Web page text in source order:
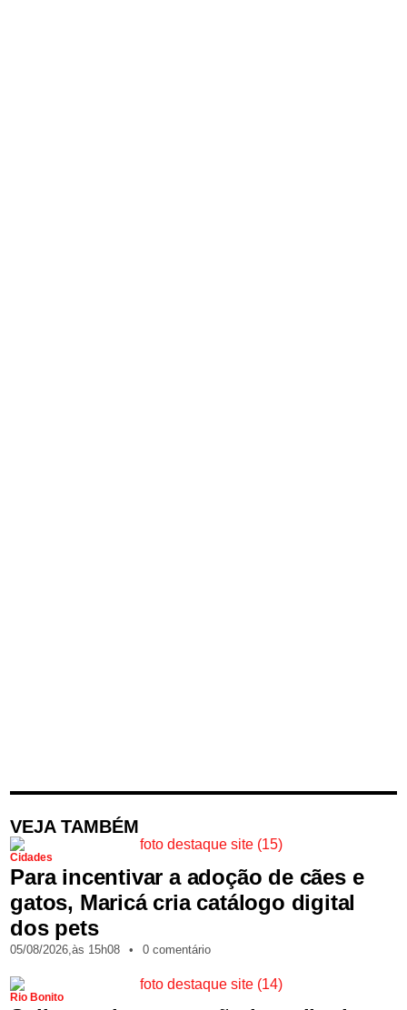
VEJA TAMBÉM
Cidades
Para incentivar a adoção de cães e
gatos, Maricá cria catálogo digital
dos pets
05/08/2026,às 15h08 • 0 comentário
Rio Bonito